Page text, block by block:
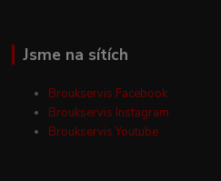
Jsme na sítích
Broukservis Facebook
Broukservis Instagram
Broukservis Youtube